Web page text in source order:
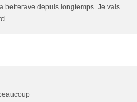
betterave depuis longtemps. Je vais